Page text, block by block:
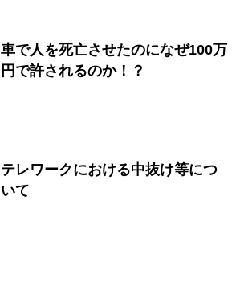
車で人を死亡させたのになぜ100万
円で許されるのか！？
テレワークにおける中抜け等につ
いて